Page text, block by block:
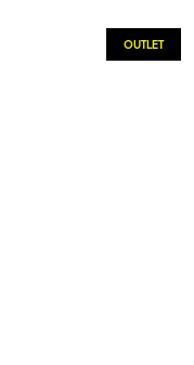
OUTLET